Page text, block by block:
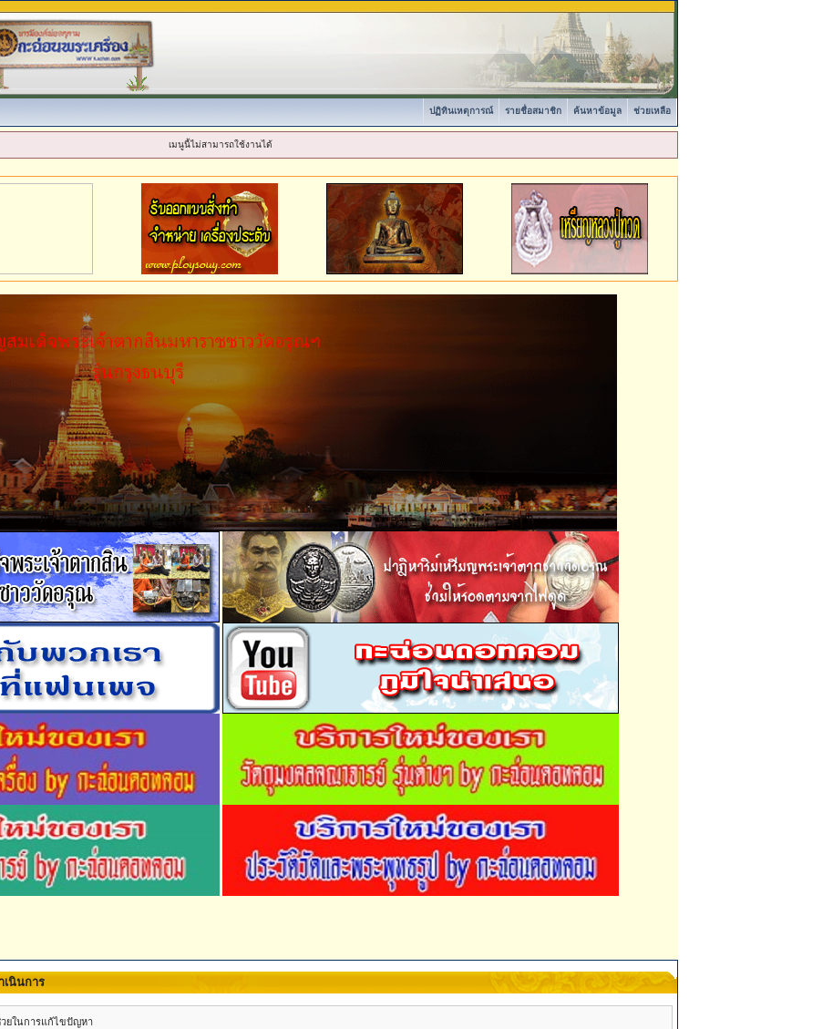
ช่วยเหลือ
ค้นหาข้อมูล
รายชื่อสมาชิก
ปฏิทินเหตุการณ์
เมนูนี้ไม่สามารถใช้งานได้
นินการ
ยในการแก้ไขปัญหา